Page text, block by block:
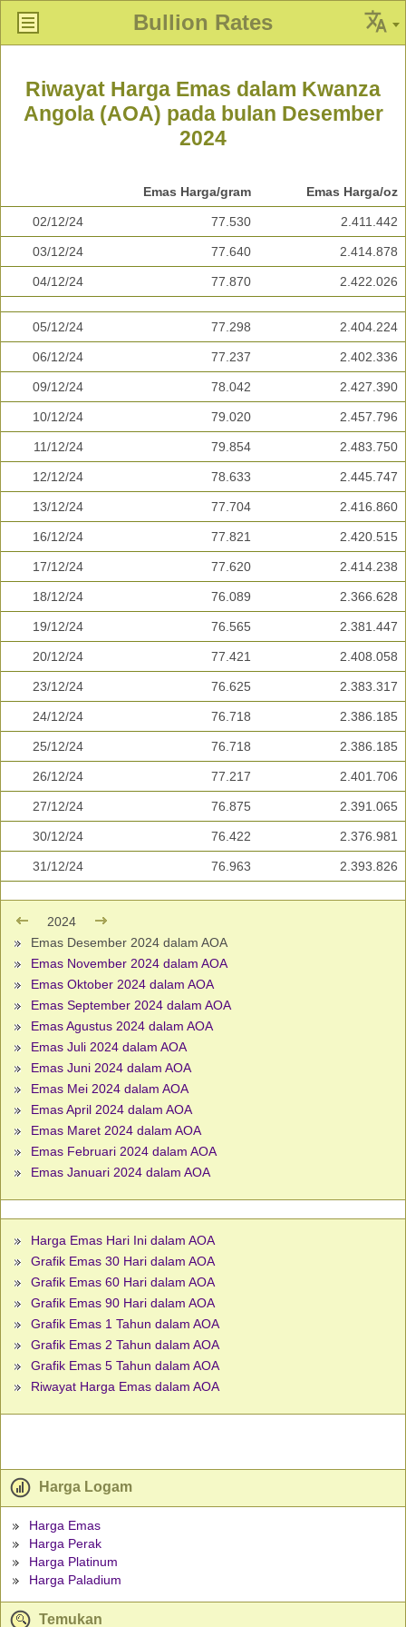
Bullion Rates
Riwayat Harga Emas dalam Kwanza
Angola (AOA) pada bulan Desember
2024
Emas Harga/gram Emas Harga/oz
02/12/24 77.530 2.411.442
03/12/24 77.640 2.414.878
04/12/24 77.870 2.422.026
05/12/24 77.298 2.404.224
06/12/24 77.237 2.402.336
09/12/24 78.042 2.427.390
10/12/24 79.020 2.457.796
11/12/24 79.854 2.483.750
12/12/24 78.633 2.445.747
13/12/24 77.704 2.416.860
16/12/24 77.821 2.420.515
17/12/24 77.620 2.414.238
18/12/24 76.089 2.366.628
19/12/24 76.565 2.381.447
20/12/24 77.421 2.408.058
23/12/24 76.625 2.383.317
24/12/24 76.718 2.386.185
25/12/24 76.718 2.386.185
26/12/24 77.217 2.401.706
27/12/24 76.875 2.391.065
30/12/24 76.422 2.376.981
31/12/24 76.963 2.393.826
2024
Emas Desember 2024 dalam AOA
Emas November 2024 dalam AOA
Emas Oktober 2024 dalam AOA
Emas September 2024 dalam AOA
Emas Agustus 2024 dalam AOA
Emas Juli 2024 dalam AOA
Emas Juni 2024 dalam AOA
Emas Mei 2024 dalam AOA
Emas April 2024 dalam AOA
Emas Maret 2024 dalam AOA
Emas Februari 2024 dalam AOA
Emas Januari 2024 dalam AOA
Harga Emas Hari Ini dalam AOA
Grafik Emas 30 Hari dalam AOA
Grafik Emas 60 Hari dalam AOA
Grafik Emas 90 Hari dalam AOA
Grafik Emas 1 Tahun dalam AOA
Grafik Emas 2 Tahun dalam AOA
Grafik Emas 5 Tahun dalam AOA
Riwayat Harga Emas dalam AOA
Harga Logam
Harga Emas
Harga Perak
Harga Platinum
Harga Paladium
Temukan